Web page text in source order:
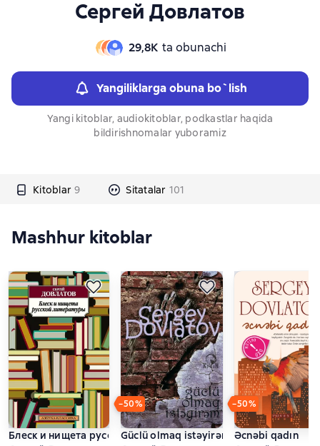
Сергей Довлатов
29,8К ta obunachi
Yangiliklarga obuna bo`lish
Yangi kitoblar, audiokitoblar, podkastlar haqida
bildirishnomalar yuboramiz
Kitoblar 9 Sitatalar 101
Mashhur kitoblar
Блеск и нищета русской литературы (сборник)
−50%
Güclü olmaq istəyirəm
−50%
Əcnəbi qadın